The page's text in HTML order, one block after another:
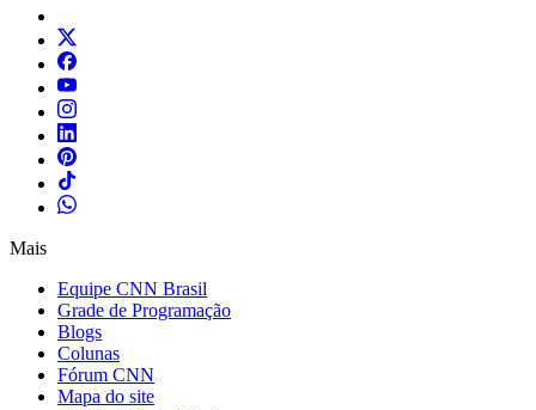
Mais
Equipe CNN Brasil
Grade de Programação
Blogs
Colunas
Fórum CNN
Mapa do site